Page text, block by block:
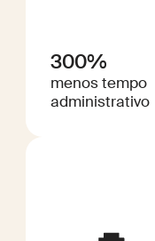
300%
menos tempo
administrativo